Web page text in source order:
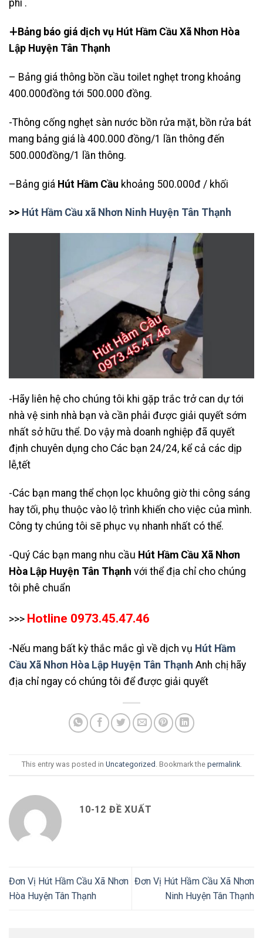
phí .
∔Bảng báo giá dịch vụ Hút Hầm Cầu Xã Nhơn Hòa
Lập Huyện Tân Thạnh
– Bảng giá thông bồn cầu toilet nghẹt trong khoảng
400.000đồng tới 500.000 đồng.
-Thông cống nghẹt sàn nước bồn rửa mặt, bồn rửa bát
mang bảng giá là 400.000 đồng/1 lần thông đến
500.000đồng/1 lần thông.
–Bảng giá Hút Hầm Cầu khoảng 500.000đ / khối
>> Hút Hầm Cầu xã Nhơn Ninh Huyện Tân Thạnh
-Hãy liên hệ cho chúng tôi khi gặp trắc trở can dự tới
nhà vệ sinh nhà bạn và cần phải được giải quyết sớm
nhất sở hữu thể. Do vậy mà doanh nghiệp đã quyết
định chuyên dụng cho Các bạn 24/24, kể cả các dịp
lễ,tết
-Các bạn mang thể chọn lọc khuông giờ thi công sáng
hay tối, phụ thuộc vào lộ trình khiến cho việc của mình.
Công ty chúng tôi sẽ phục vụ nhanh nhất có thể.
-Quý Các bạn mang nhu cầu Hút Hầm Cầu Xã Nhơn
Hòa Lập Huyện Tân Thạnh với thể địa chỉ cho chúng
tôi phê chuẩn
>>> Hotline 0973.45.47.46
-Nếu mang bất kỳ thắc mắc gì về dịch vụ Hút Hầm
Cầu Xã Nhơn Hòa Lập Huyện Tân Thạnh Anh chị hãy
địa chỉ ngay có chúng tôi để được giải quyết
This entry was posted in Uncategorized . Bookmark the permalink.
10-12 ĐỀ XUẤT
Đơn Vị Hút Hầm Cầu Xã Nhơn
Hòa Huyện Tân Thạnh
Đơn Vị Hút Hầm Cầu Xã Nhơn
Ninh Huyện Tân Thạnh